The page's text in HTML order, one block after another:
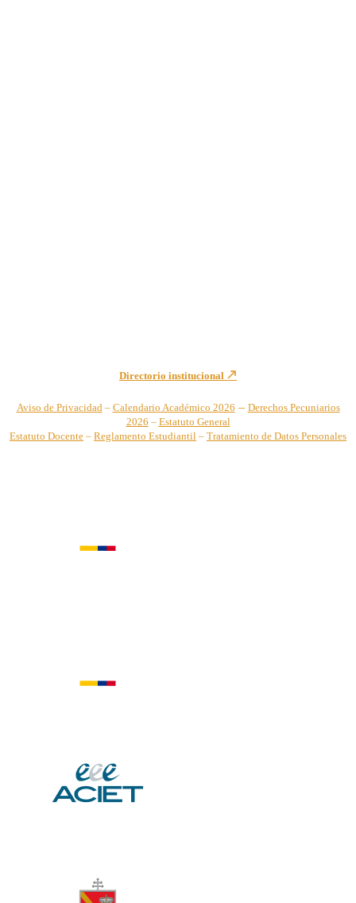
Directorio institucional
Aviso de Privacidad – Calendario Académico 2026 – Derechos Pecuniarios
2026 – Estatuto General
Estatuto Docente – Reglamento Estudiantil – Tratamiento de Datos Personales